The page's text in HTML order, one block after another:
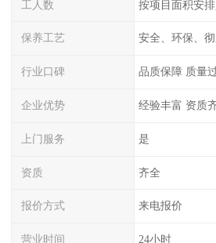
工人数 按项目面积安
保养工艺 安全、环保、
行业口碑 品质保障 质量
企业优势 经验丰富 资质
上门服务 是
资质 齐全
报价方式 来电报价
营业时间 24小时